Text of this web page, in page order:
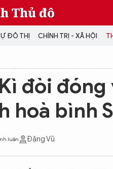
Thủ đô
ĐÔ THỊ CHÍNH TRỊ - XÃ HỘI
THÔNG MINH
đòi
hoà bình
luận Đặng Vũ